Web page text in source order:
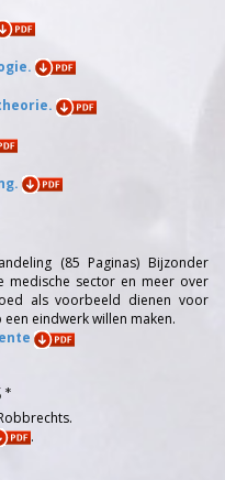
(85 Paginas) Bijzonder
medische sector en meer over
als voorbeeld dienen voor
eindwerk willen maken.
*
.